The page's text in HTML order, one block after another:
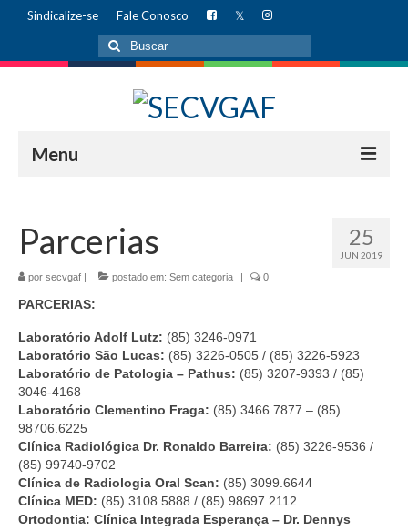
Sindicalize-se
Fale Conosco
Buscar
por:
Menu
AUDITÓRIO
Alugue hoje mesmo!
Diretoria
Missão
Quem Somos
BENEFÍCIOS
Assessoria Jurídica
25
JUN 2019
Parcerias
por secvgaf | postado em: Sem categoria | 0
PARCERIAS:
Laboratório Adolf Lutz: (85) 3246-0971
Laboratório São Lucas: (85) 3226-0505 / (85) 3226-5923
Laboratório de Patologia – Pathus: (85) 3207-9393 / (85)
3046-4168
Laboratório Clementino Fraga: (85) 3466.7877 – (85)
98706.6225
Clínica Radiológica Dr. Ronaldo Barreira: (85) 3226-9536 /
(85) 99740-9702
Clínica de Radiologia Oral Scan: (85) 3099.6644
Clínica MED: (85) 3108.5888 / (85) 98697.2112
Ortodontia: Clínica Integrada Esperança – Dr. Dennys